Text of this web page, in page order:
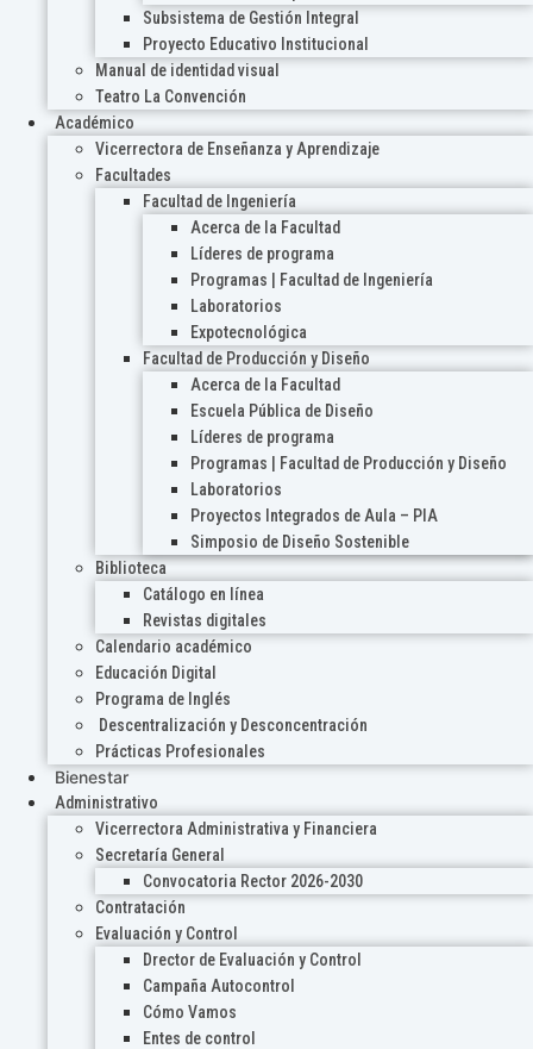
Subsistema de Gestión Integral
Proyecto Educativo Institucional
Manual de identidad visual
Teatro La Convención
Académico
Vicerrectora de Enseñanza y Aprendizaje
Facultades
Facultad de Ingeniería
Acerca de la Facultad
Líderes de programa
Programas | Facultad de Ingeniería
Laboratorios
Expotecnológica
Facultad de Producción y Diseño
Acerca de la Facultad
Escuela Pública de Diseño
Líderes de programa
Programas | Facultad de Producción y Diseño
Laboratorios
Proyectos Integrados de Aula – PIA
Simposio de Diseño Sostenible
Biblioteca
Catálogo en línea
Revistas digitales
Calendario académico
Educación Digital
Programa de Inglés
Descentralización y Desconcentración
Prácticas Profesionales
Bienestar
Administrativo
Vicerrectora Administrativa y Financiera
Secretaría General
Convocatoria Rector 2026-2030
Contratación
Evaluación y Control
Drector de Evaluación y Control
Campaña Autocontrol
Cómo Vamos
Entes de control